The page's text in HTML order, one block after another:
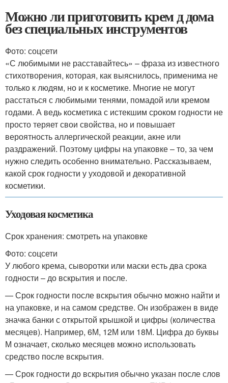
Можно ли приготовить крем д дома
без специальных инструментов
Фото: соцсети
«С любимыми не расставайтесь» – фраза из известного
стихотворения, которая, как выяснилось, применима не
только к людям, но и к косметике. Многие не могут
расстаться с любимыми тенями, помадой или кремом
годами. А ведь косметика с истекшим сроком годности не
просто теряет свои свойства, но и повышает
вероятность аллергической реакции, акне или
раздражений. Поэтому цифры на упаковке – то, за чем
нужно следить особенно внимательно. Рассказываем,
какой срок годности у уходовой и декоративной
косметики.
Уходовая косметика
Срок хранения: смотреть на упаковке
Фото: соцсети
У любого крема, сыворотки или маски есть два срока
годности – до вскрытия и после.
— Срок годности после вскрытия обычно можно найти и
на упаковке, и на самом средстве. Он изображен в виде
значка банки с открытой крышкой и цифры (количества
месяцев). Например, 6М, 12М или 18М. Цифра до буквы
М означает, сколько месяцев можно использовать
средство после вскрытия.
— Срок годности до вскрытия обычно указан после слов